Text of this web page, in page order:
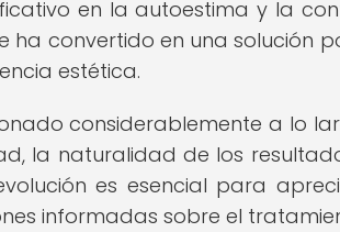
en la autoestima y la
ha convertido en una solución
estética.
considerablemente a lo
la naturalidad de los
es esencial para
informadas sobre el